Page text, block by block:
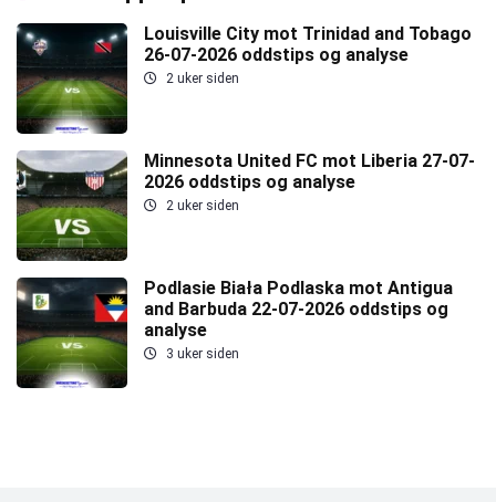
Louisville City mot Trinidad and Tobago
26-07-2026 oddstips og analyse
2 uker siden
Minnesota United FC mot Liberia 27-07-
2026 oddstips og analyse
2 uker siden
Podlasie Biała Podlaska mot Antigua
and Barbuda 22-07-2026 oddstips og
analyse
3 uker siden